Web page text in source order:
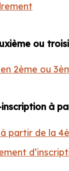
ou
2ème ou
à
partir de la